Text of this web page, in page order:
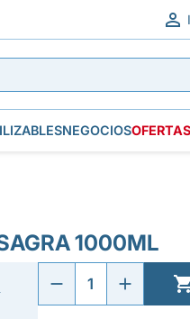

NEGOCIOSOFERTAS
1000ML